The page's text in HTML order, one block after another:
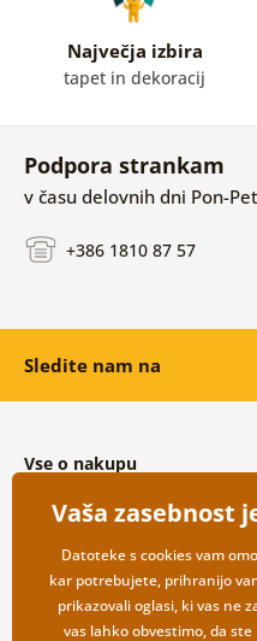
Največja izbira
tapet in dekoracij
Podpora strankam
v času delovnih dni Pon-
+386 1810 87 57
Sledite nam na
Vse o nakupu
Splošni in reklamacijski pogoji
Varovanje osebnih podatkov
Možnosti dostave in plačila
Vračilo blaga
Vaša zasebnost
Datoteke s cookies vam
kar potrebujete, prihranijo
prikazovali oglasi, ki vas ne
vas lahko obvestimo, da